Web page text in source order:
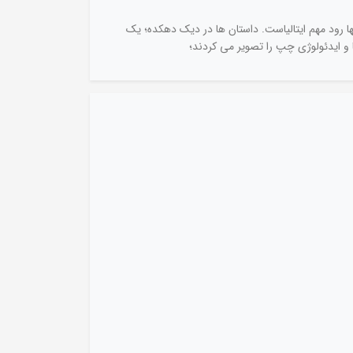
رود مهم ایتالیاست. داستان ها در دیک دهکده؛ یک
ایدئولوژی چپ را تصویر می کردند؛